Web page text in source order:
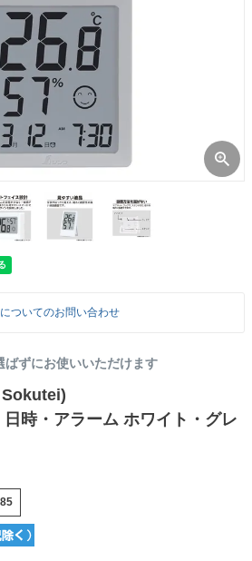
ついてのお問い合わせ
ばずにお使いいただけます
時・アラーム ホワイト・グレ